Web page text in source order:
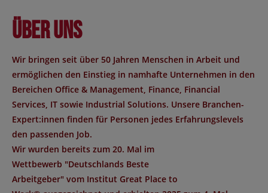
Über uns
Wir bringen seit über 50 Jahren Menschen in Arbeit und
ermöglichen den Einstieg in namhafte Unternehmen in den
Bereichen Office & Management, Finance, Financial
Services, IT sowie Industrial Solutions. Unsere Branchen-
Expert:innen finden für Personen jedes Erfahrungslevels
den passenden Job.
Wir wurden bereits zum 20. Mal im
Wettbewerb "Deutschlands Beste
Arbeitgeber" vom Institut Great Place to